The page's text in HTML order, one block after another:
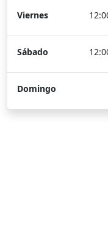
Viernes
Sábado
Domingo